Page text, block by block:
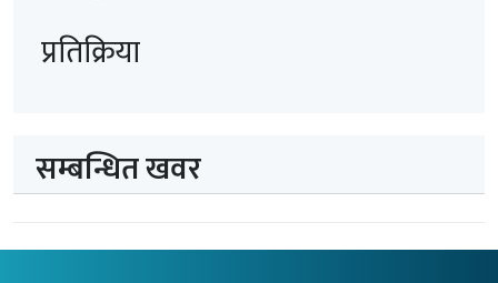
प्रतिक्रिया
सम्बन्धित खवर